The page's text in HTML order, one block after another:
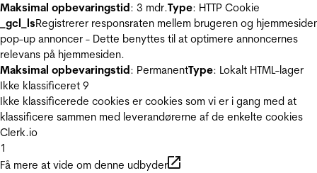
Maksimal opbevaringstid: 3 mdr.Type: HTTP Cookie
_gcl_lsRegistrerer responsraten mellem brugeren og
pop-up annoncer - Dette benyttes til at optimere annoncernes
relevans på hjemmesiden.
Maksimal opbevaringstid: PermanentType: Lokalt HTML-lager
Ikke klassificeret 9
Ikke klassificerede cookies er cookies som vi er i gang med at
klassificere sammen med leverandørerne af de enkelte cookies
Clerk.io
1
Få mere at vide om denne udbyder